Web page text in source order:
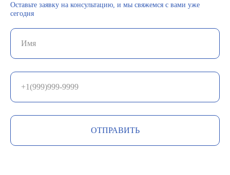
Оставьте заявку на консультацию, и мы свяжемся с вами уже
сегодня
ОТПРАВИТЬ